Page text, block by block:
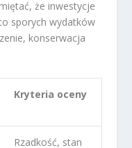
że inwestycje
sporych wydatków
konserwacja
Kryteria oceny
Rzadkość, stan